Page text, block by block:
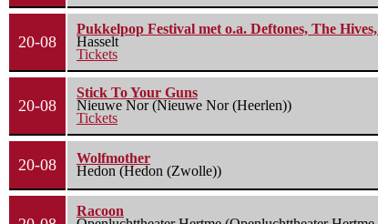
20-08
Pukkelpop Festival met o.a. Deftones, The
Hasselt
Tickets
20-08
Stick To Your Guns
Nieuwe Nor (Nieuwe Nor (Heerlen))
Tickets
20-08
Wolfmother
Hedon (Hedon (Zwolle))
Racoon